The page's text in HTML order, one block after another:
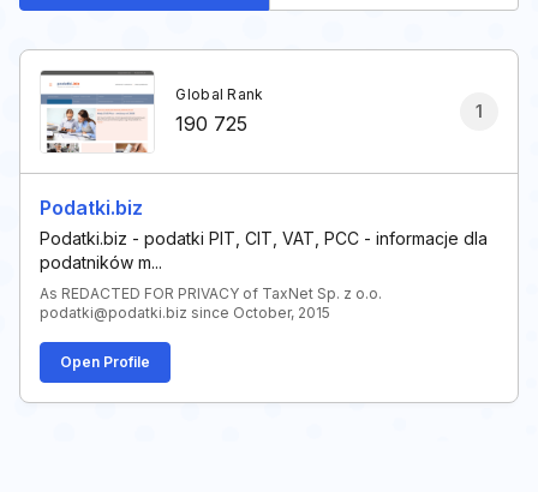
1
Podatki.biz
Podatki.biz - podatki PIT, CIT, VAT, PCC - informacje dla
podatników m...
As REDACTED FOR PRIVACY of TaxNet Sp. z o.o.
podatki@podatki.biz since October, 2015
Global Rank
190 725
Open Profile